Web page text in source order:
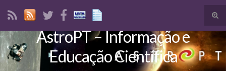
Search for:
AstroPT – Informação e
Educação Científica